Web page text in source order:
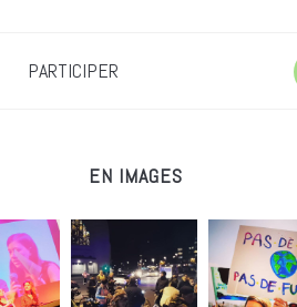
PARTICIPER
EN IMAGES